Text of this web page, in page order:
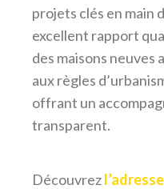
projets clés en main
excellent rapport
des maisons
aux règles
offrant un
transparent.
Découvrez